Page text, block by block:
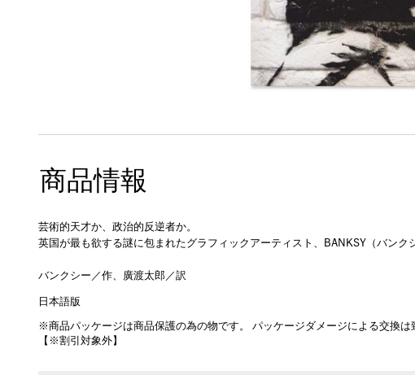
商品情報
芸術的天才か、政治的反逆者か。
英国が最も欲する謎に包まれたグラフィックアーティスト、BANKSY（バンク
バンクシー／作、廣渡太郎／訳
日本語版
※商品パッケージは商品保護の為の物です。 パッケージダメージによる交換は
【※割引対象外】